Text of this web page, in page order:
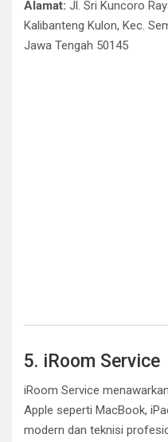
Alamat: Jl. Sri Kuncoro
Kalibanteng Kulon, Kec.
Jawa Tengah 50145
5. iRoom Service
iRoom Service
Apple seperti MacBook,
modern dan teknisi